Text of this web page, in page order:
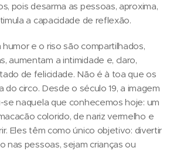
pois desarma as pessoas, aproxima,
a capacidade de reflexão.
e o riso são compartilhados,
aumentam a intimidade e, claro,
de felicidade. Não é à toa que os
do circo. Desde o século 19, a imagem
naquela que conhecemos hoje: um
colorido, de nariz vermelho e
Eles têm como único objetivo: divertir
nas pessoas, sejam crianças ou